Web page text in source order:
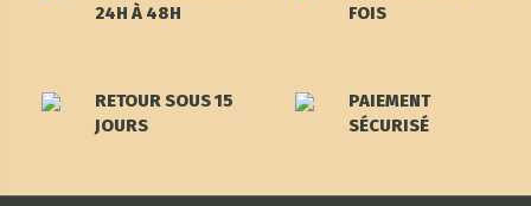
24H À 48H
FOIS
RETOUR SOUS 15
JOURS
PAIEMENT
SÉCURISÉ